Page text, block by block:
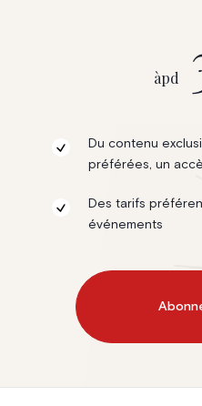
àpd
Du contenu
préférées, un
Des tarifs
événements